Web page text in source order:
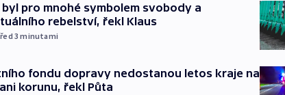
byl pro mnohé symbolem svobody a
rebelství, řekl Klaus
3minutami
fondu dopravy nedostanou letos kraje na
korunu, řekl Půta